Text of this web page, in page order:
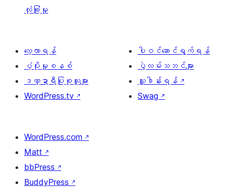
လုံခြုံမှု
လေ့လာရန်
ပံ့ပိုးမှုစနစ်
ဒဏ္ဍာရီပြုစုသူများ
WordPress.tv ↗
ပါဝင်ဆောင်ရွက်ရန်
ပွဲလမ်းသဘင်များ
လှူဒါန်းရန် ↗
Swag ↗
WordPress.com ↗
Matt ↗
bbPress ↗
BuddyPress ↗